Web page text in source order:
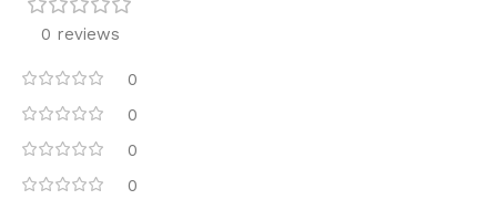
0 reviews
0
0
0
0